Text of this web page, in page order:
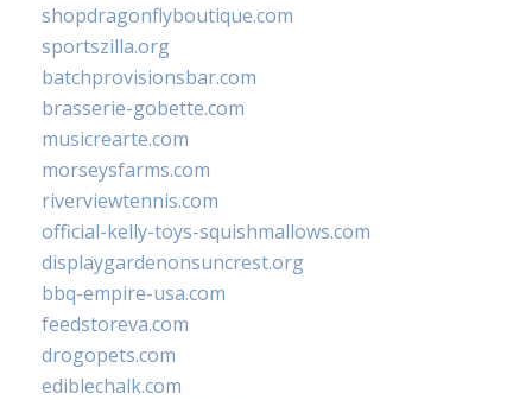
shopdragonflyboutique.com
sportszilla.org
batchprovisionsbar.com
brasserie-gobette.com
musicrearte.com
morseysfarms.com
riverviewtennis.com
official-kelly-toys-squishmallows.com
displaygardenonsuncrest.org
bbq-empire-usa.com
feedstoreva.com
drogopets.com
ediblechalk.com